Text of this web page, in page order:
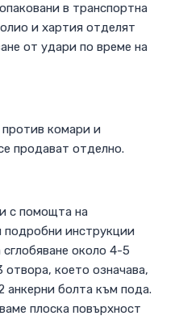
в транспортна
и хартия отделят
от удари по време на
комари и
продават отделно.
с помощта на
инструкции
около 4-5
отвора, което означава,
анкерни болта към пода.
плоска повърхност